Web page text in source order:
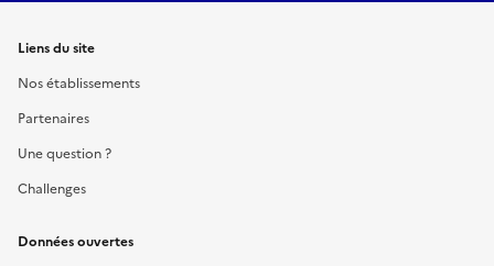
Liens du site
Nos établissements
Partenaires
Une question ?
Challenges
Données ouvertes